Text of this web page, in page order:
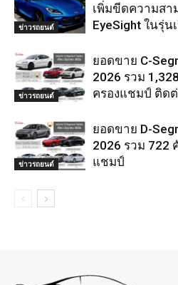
ข่าวรถยนต์
เพิ่มขีดความสา
EyeSight ในรุ่น
ข่าวรถยนต์
ยอดขาย C-
2026 รวม
ครองแชมป์ ติด
ข่าวรถยนต์
ยอดขาย D-
2026 รวม 722
แชมป์